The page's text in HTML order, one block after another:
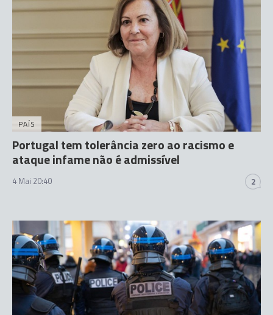
PAÍS
Portugal tem tolerância zero ao racismo e
ataque infame não é admissível
4 Mai 20:40 2